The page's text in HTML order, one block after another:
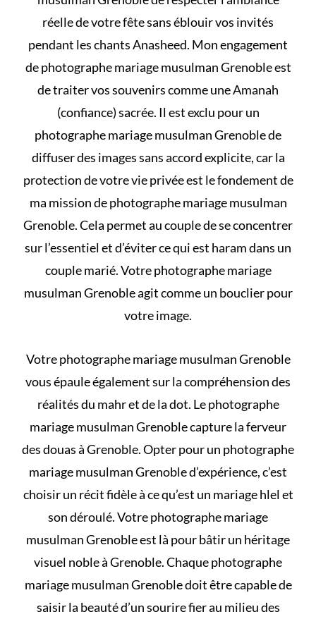
réelle de votre fête sans éblouir vos invités
pendant les chants Anasheed. Mon engagement
de photographe mariage musulman Grenoble est
de traiter vos souvenirs comme une Amanah
(confiance) sacrée. Il est exclu pour un
photographe mariage musulman Grenoble de
diffuser des images sans accord explicite, car la
protection de votre vie privée est le fondement de
ma mission de photographe mariage musulman
Grenoble. Cela permet au couple de se concentrer
sur l’essentiel et d’éviterce qui est haram dans un
couple marié. Votre photographe mariage
musulman Grenoble agit comme un bouclier pour
votre image.
Votre photographe mariage musulman Grenoble
vous épaule également sur la compréhension des
réalités du mahr et de la dot. Le photographe
mariage musulman Grenoble capture la ferveur
des douas à Grenoble. Opter pour un photographe
mariage musulman Grenoble d’expérience, c’est
choisir un récit fidèle àce qu’est un mariage hlel et
son déroulé. Votre photographe mariage
musulman Grenoble est là pour bâtir un héritage
visuel noble à Grenoble. Chaque photographe
mariage musulman Grenoble doit être capable de
saisir la beauté d’un sourire fier au milieu des